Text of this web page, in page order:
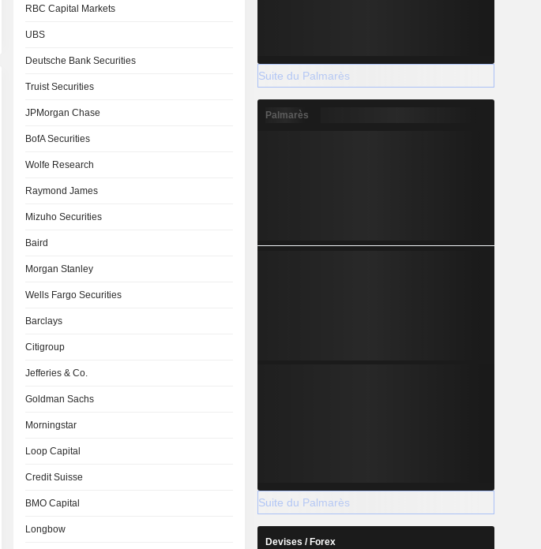
RBC Capital Markets
UBS
Deutsche Bank Securities
Truist Securities
JPMorgan Chase
BofA Securities
Wolfe Research
Raymond James
Mizuho Securities
Baird
Morgan Stanley
Wells Fargo Securities
Barclays
Citigroup
Jefferies & Co.
Goldman Sachs
Morningstar
Loop Capital
Credit Suisse
BMO Capital
Longbow
Suite du Palmarès
Palmarès
Suite du Palmarès
Devises / Forex